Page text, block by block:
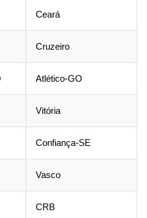
Ceará
Cruzeiro
Atlético-GO
Vitória
Confiança-SE
Vasco
CRB